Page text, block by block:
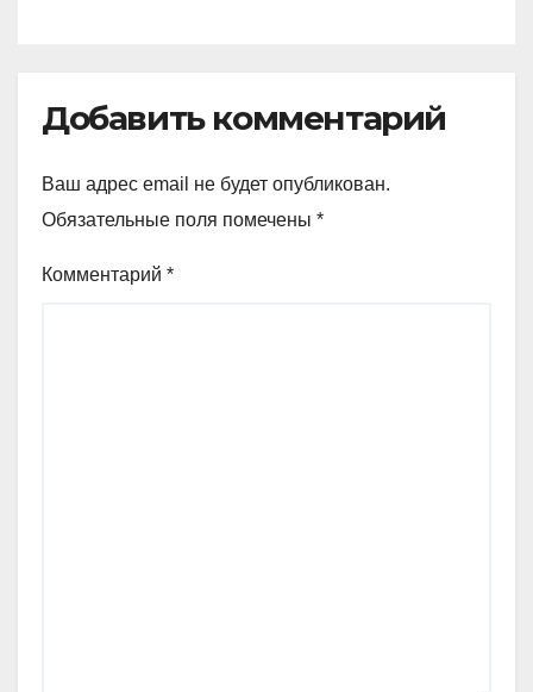
Добавить комментарий
Ваш адрес email не будет опубликован.
Обязательные поля помечены *
Комментарий *